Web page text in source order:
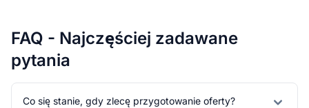
FAQ - Najczęściej zadawane
pytania
Co się stanie, gdy zlecę przygotowanie oferty?